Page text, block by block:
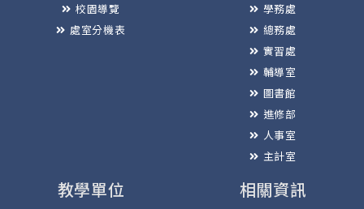
校園導覽
處室分機表
學務處
總務處
實習處
輔導室
圖書館
進修部
人事室
主計室
教學單位 相關資訊